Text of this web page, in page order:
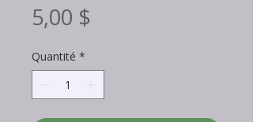
5,00 $
Quantité *